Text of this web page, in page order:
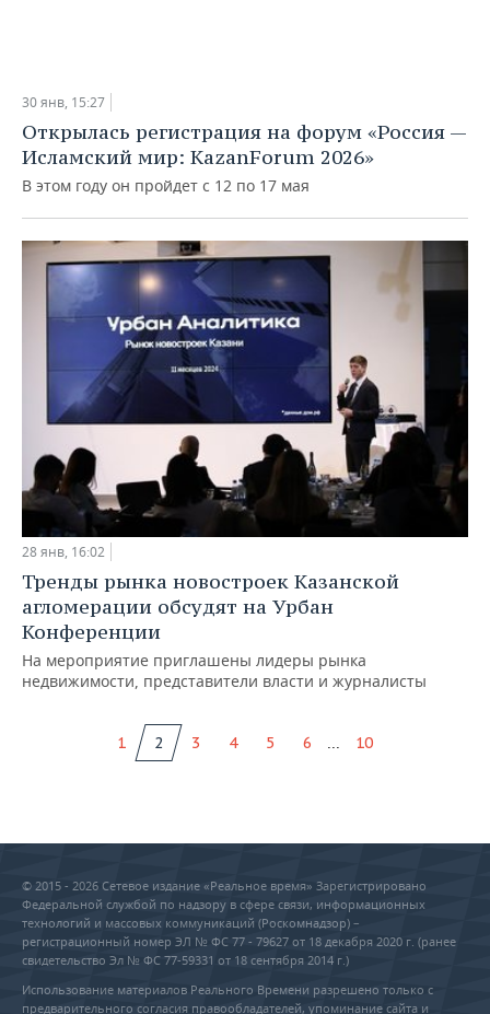
30 янв, 15:27
Открылась регистрация на форум «Россия —
Исламский мир: KazanForum 2026»
В этом году он пройдет с 12 по 17 мая
28 янв, 16:02
Тренды рынка новостроек Казанской
агломерации обсудят на Урбан
Конференции
На мероприятие приглашены лидеры рынка
недвижимости, представители власти и журналисты
1 2 3 4 5 6 ... 10
© 2015 - 2026 Сетевое издание «Реальное время» Зарегистрировано
Федеральной службой по надзору в сфере связи, информационных
технологий и массовых коммуникаций (Роскомнадзор) –
регистрационный номер ЭЛ № ФС 77 - 79627 от 18 декабря 2020 г. (ранее
свидетельство Эл № ФС 77-59331 от 18 сентября 2014 г.)
Использование материалов Реального Времени разрешено только с
предварительного согласия правообладателей, упоминание сайта и